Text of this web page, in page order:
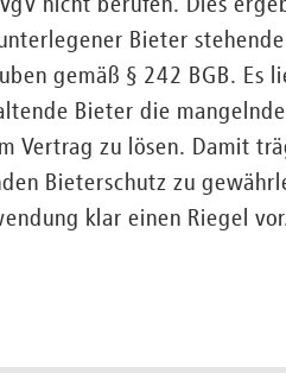
nicht berufen. Dies
Bieter
gemäß § 242 BGB. Es
Bieter die
Vertrag zu lösen. Damit
Bieterschutz zu
klar einen Riegel